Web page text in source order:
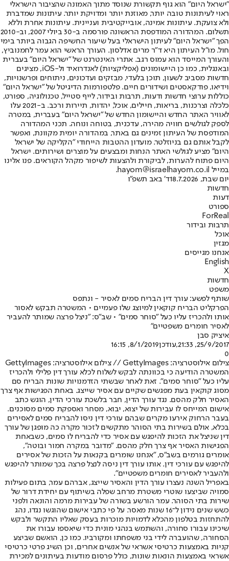
"ישראל היום" הוא גוף תקשורת שנוסד מתוך האמונה שהציבור הישראלי
ראוי לעיתונות טובה יותר, מאוזנת יותר ומדויקת יותר. עיתונות שמדברת
ולא צועקת. עיתונות אמינה, אובייקטיבית ועניינית. עיתונות אחרת וללא
תשלום. המהדורה המודפסת הראשונה פורסמה ב-30 ביולי 2007, וב-2010
הפך "ישראל היום" לעיתון הישראלי בעל שיעור החשיפה הגבוה ביותר בימי
חול. מו"ל העיתון היא ד"ר מרים אדלסון. העורך הראשי הוא עמר לחמנוביץ,
והעורך המייסד הוא עמוס רגב. אתרי האינטרנט של "ישראל היום" בעברית
ובאנגלית, כמו כן היישומונים (אפליקציות) לאנדרואיד ול-iOS, מציגים
חדשות מסביב לשעון, תוכן בלעדי, מבזקים ועדכונים, ניתוחים ופרשנויות,
וידיאו, פודקאסטים ושידורים חיים. פלטפורמות הדיגיטל של "ישראל היום"
כוללות ערוצי חדשות ודעות, תרבות ובידור, לייף סטייל, טכנולוגיה, ספורט,
כלכלה וצרכנות, בריאות, חיילים, אוכל, יהדות, תיירות ורכב. ב-2021 עלו
לאוויר האתר החדש והיישומון החדש של "ישראל היום" בעברית, במטרה
לספק לגולשים חוויה מהירה, עדכנית, בטוחה ונוחה. תכני המהדורה
המודפסת של העיתון זמינים גם באתר, במהדורה יומית מקוונת, ואפשר
לקבל אותם גם בניוזלטר. מועדון ההטבות הייחודי "הקליקה של ישראל
היום" מציע לגולשי האתר הנחות ומבצעים על מוצרים ושירותים. ישראל
היום פתוח להערות, לביקורת ולהצעות לשיפור מקהל הקוראים. פנו אלינו
במייל hayom@israelhayom.co.il.
יום שבת, 18.7.2026
ד' באב תשפ"ו
חדשות
דעות
ספורט
ForReal
תרבות ובידור
אוכל
מגזין
אנחנו מגייסים
English
X
חדשות
משפט
שותף לפשע: עורך דין הבריח סמים לאסיר - ונתפס
הפרקליט הבריח קוקאין למיוצג שלו פעמיים • המשטרה תבקש לאסור
אותו ולהכריז עליו כעל "סוחר סמים" • שב"ס: "ניצל פרצה שמותר להעביר
לאסיר חומרים משפטיים"
איציק סבן
25/9/2017, 21:33
,עודכן8/1/2019, 16:15
0
צילום אילוסטרציה: GettyImages // צילום אילוסטרציה: GettyImages
המשטרה הודיעה כי בכוונתה לבקש לשלוח לכלא עורך דין פלילי ולהכריז
עליו כעל "סוחר סמים". זאת לאחר שבשתי הזדמנויות שונות הבריח סם
מסוג קוקאין בעת מפגשים שקיים עם אסיר שייצג. באחת הפגישות אף צרך
האסיר חלק מהסם. נגד עורך הדין, חבר בלשכת עורכי הדין, הוגש כתב
אישום המייחס לו עבירות של יצוא, יבוא, מסחר ואספקת סמים מסוכנים.
בעבר הרחוק אירעו מקרים שבהם עורכי דין ניסו להבריח סמים לאסירים
בכלא, אולם בשירות בתי הסוהר מתקשים לזכור מקרה כה מופגן של עורך
דין שניצל את הזכות להיפגש עם אסיר כדי להבריח לו סמים, כשבאחת
הפגישות האסיר אף צרך חלק מהסם. "מדובר במקרה חמור ובוטה",
אומרים גורמים בשב"ס, "אנחנו שומרים בקנאות על הזכות של אסירים
להיפגש עם עורכי דין. אותו עורך דין ניסה לנצל פרצה בכך שמותר להיפגש
ולהעביר לאסירים חומרים משפטיים".
באפריל השנה נעצרו עורך הדין והאסיר שייצג, אברהם עמר, בתום פעילות
סמויה שביצעו שוטרי משטרת מרחב שפלה בשיתוף עם יחידת דרור של
שירות בתי הסוהר. עמר הורשע בשורה של עבירות מרמה והונאה ולפני
כשש שנים נידון ל־16 שנות מאסר. על פי כתבי אישום שהוגשו נגדו, נהג
להתחזות בטלפון מהכלא לדמויות מוכרות בעסק שאליו התקשר ולבקש
שיכינו עבורו סחורה, והשתמש בנהגי מונית כדי שיאספו עבורו את
הסחורה, שהועברה לידי בני משפחתו ומקורביו. כמו כן, הואשם שביצע
קניות באמצעות כרטיסי אשראי של אנשים אחרים, וכן השיג פרטי כרטיסי
אשראי באמצעות הונאות שונות, כולל פרסום מודעות בעיתונים למכירת